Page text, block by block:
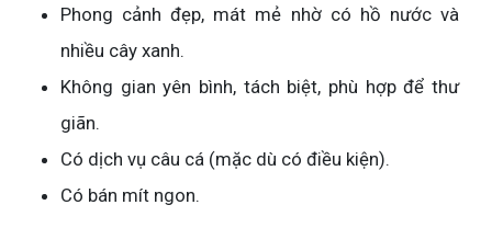
Phong cảnh đẹp, mát mẻ nhờ có hồ nước và
nhiều cây xanh.
Không gian yên bình, tách biệt, phù hợp để thư
giãn.
Có dịch vụ câu cá (mặc dù có điều kiện).
Có bán mít ngon.